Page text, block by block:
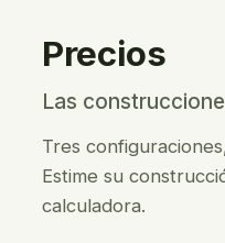
Precios
Las
Tres
Estime su
calculadora.